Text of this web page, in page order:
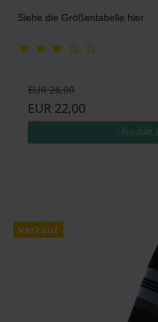
Siehe die Größentabelle hier
EUR 26,00
EUR 22,00
Produkt
Verkauf